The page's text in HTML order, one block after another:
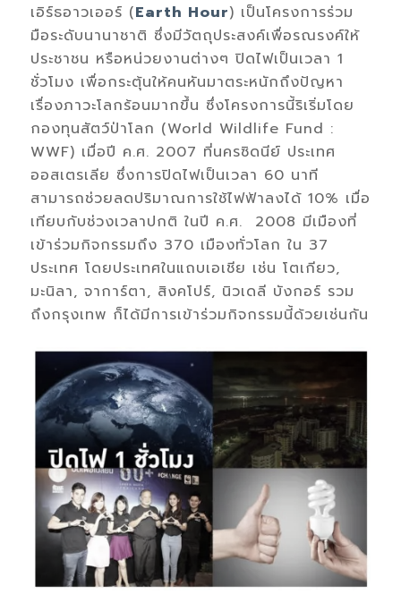
เอิร์ธอาวเออร์ (Earth Hour) เป็นโครงการร่วม
มือระดับนานาชาติ ซึ่งมีวัตถุประสงค์เพื่อรณรงค์ให้
ประชาชน หรือหน่วยงานต่างๆ ปิดไฟเป็นเวลา 1
ชั่วโมง เพื่อกระตุ้นให้คนหันมาตระหนักถึงปัญหา
เรื่องภาวะโลกร้อนมากขึ้น ซึ่งโครงการนี้ริเริ่มโดย
กองทุนสัตว์ป่าโลก (World Wildlife Fund :
WWF) เมื่อปี ค.ศ. 2007 ที่นครซิดนีย์ ประเทศ
ออสเตรเลีย ซึ่งการปิดไฟเป็นเวลา 60 นาที
สามารถช่วยลดปริมาณการใช้ไฟฟ้าลงได้ 10% เมื่อ
เทียบกับช่วงเวลาปกติ ในปี ค.ศ. 2008 มีเมืองที่
เข้าร่วมกิจกรรมถึง 370 เมืองทั่วโลก ใน 37
ประเทศ โดยประเทศในแถบเอเชีย เช่น โตเกียว,
มะนิลา, จาการ์ตา, สิงคโปร์, นิวเดลี บังกอร์ รวม
ถึงกรุงเทพ ก็ได้มีการเข้าร่วมกิจกรรมนี้ด้วยเช่นกัน